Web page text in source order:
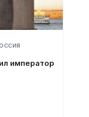
император